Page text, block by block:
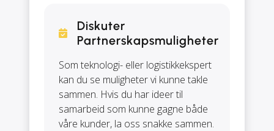
Diskuter
Partnerskapsmuligheter
Som teknologi- eller logistikkekspert
kan du se muligheter vi kunne takle
sammen. Hvis du har ideer til
samarbeid som kunne gagne både
våre kunder, la oss snakke sammen.